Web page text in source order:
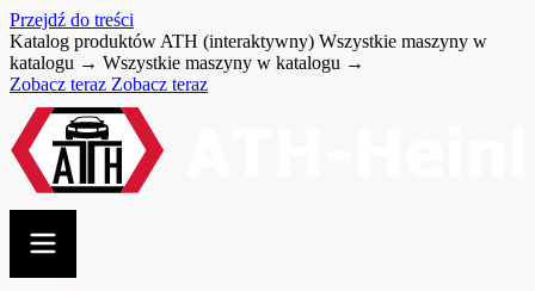
Przejdź do treści
Katalog produktów ATH (interaktywny) Wszystkie maszyny w
katalogu → Wszystkie maszyny w katalogu →
Zobacz teraz Zobacz teraz